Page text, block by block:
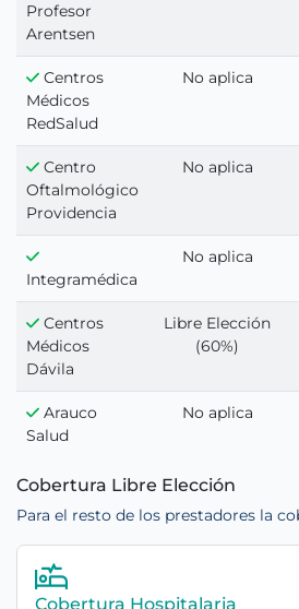
Profesor
Arentsen
Centros
Médicos
RedSalud
No aplica
Centro
Oftalmológico
Providencia
No aplica
Integramédica
No aplica
Centros
Médicos
Dávila
Libre Elección
(60%)
Arauco
Salud
No aplica
Cobertura Libre Elección
Para el resto de los prestadores la
Cobertura Hospitalaria